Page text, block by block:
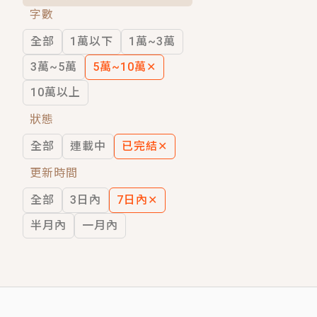
穿越｜《穿越遠古後成了野人娘子》你
字數
全部
1萬以下
1萬~3萬
3萬~5萬
5萬~10萬 ✕
10萬以上
狀態
全部
連載中 已完結✕
更新時間
全部
3日內 7日內 ✕
半月內
一月內